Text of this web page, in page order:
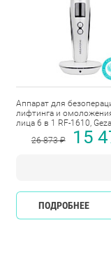
Аппарат для
лифтинга и
лица 6 в 1 RF-1610,
26 873 ₽
15
ПОДРОБНЕЕ